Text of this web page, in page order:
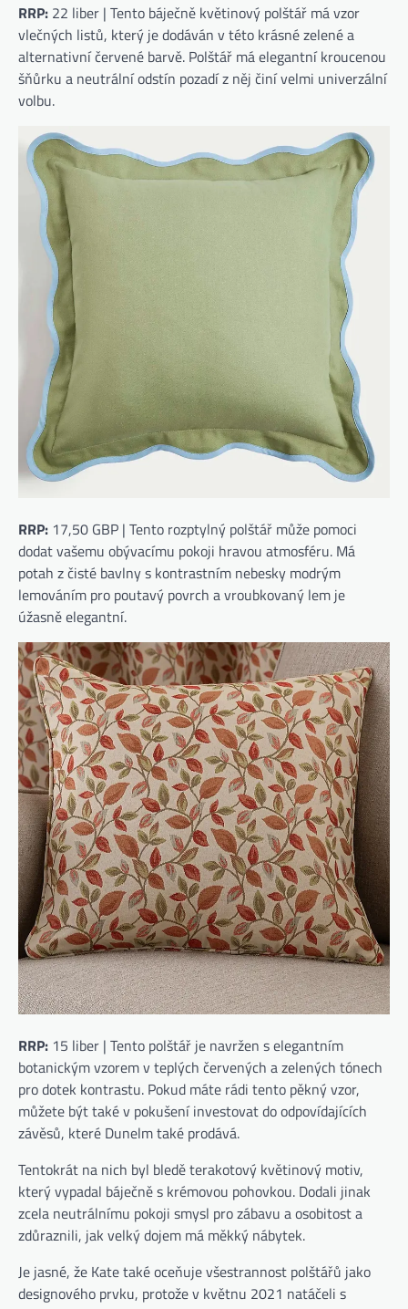
RRP: 22 liber | Tento báječně květinový polštář má vzor
vlečných listů, který je dodáván v této krásné zelené a
alternativní červené barvě. Polštář má elegantní kroucenou
šňůrku a neutrální odstín pozadí z něj činí velmi univerzální
volbu.
RRP: 17,50 GBP | Tento rozptylný polštář může pomoci
dodat vašemu obývacímu pokoji hravou atmosféru. Má
potah z čisté bavlny s kontrastním nebesky modrým
lemováním pro poutavý povrch a vroubkovaný lem je
úžasně elegantní.
RRP: 15 liber | Tento polštář je navržen s elegantním
botanickým vzorem v teplých červených a zelených tónech
pro dotek kontrastu. Pokud máte rádi tento pěkný vzor, ​​
můžete být také v pokušení investovat do odpovídajících
závěsů, které Dunelm také prodává.
Tentokrát na nich byl bledě terakotový květinový motiv,
který vypadal báječně s krémovou pohovkou. Dodali jinak
zcela neutrálnímu pokoji smysl pro zábavu a osobitost a
zdůraznili, jak velký dojem má měkký nábytek.
Je jasné, že Kate také oceňuje všestrannost polštářů jako
designového prvku, protože v květnu 2021 natáčeli s